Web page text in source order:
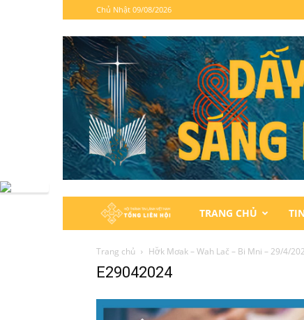
Chủ Nhật 09/08/2026
Hội
Thánh
Lành
TRANG CHỦ
Trang chủ Hơ̆k Mơak – Wah Lač – Bi Mni – 29/4/
E29042024